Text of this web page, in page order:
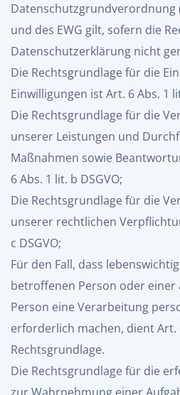
Datenschutzgrundverordnung
und des EWG gilt, sofern die
Datenschutzerklärung nicht
Die Rechtsgrundlage für die
Einwilligungen ist Art. 6 Abs. 1
Die Rechtsgrundlage für die
unserer Leistungen und
Maßnahmen sowie
6 Abs. 1 lit. b DSGVO;
Die Rechtsgrundlage für die
unserer rechtlichen
c DSGVO;
Für den Fall, dass
betroffenen Person oder
Person eine Verarbeitung
erforderlich machen, dient Art.
Rechtsgrundlage.
Die Rechtsgrundlage für die